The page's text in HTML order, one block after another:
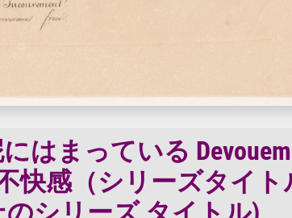
はまっている
快感（シリーズタイト